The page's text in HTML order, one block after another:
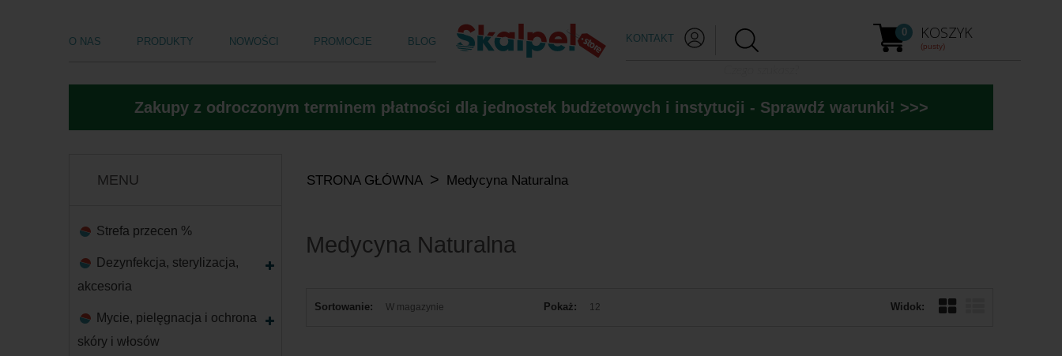
O NAS PRODUKTY NOWOŚCI PROMOCJE BLOG KONTAKT KOSZYK
0
(pusty)
Zakupy z odroczonym terminem płatności dla jednostek budżetowych i instytucji - Sprawdź warunki! >>>
MENU
Strefa przecen %
Dezynfekcja, sterylizacja,
akcesoria
Mycie, pielęgnacja i ochrona
skóry i włosów
STRONA GŁÓWNA > Medycyna Naturalna
Medycyna Naturalna
Widok:
Sortowanie: W magazynie Pokaż: 12